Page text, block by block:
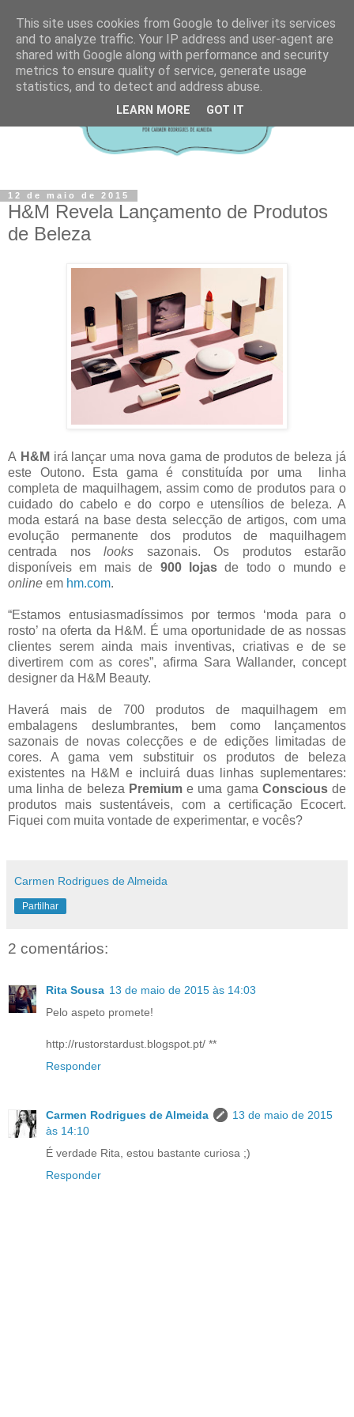
12 de maio de 2015
H&M Revela Lançamento de Produtos
de Beleza
A H&M irá lançar uma nova gama de produtos de beleza já
este Outono. Esta gama é constituída por uma linha
completa de maquilhagem, assim como de produtos para o
cuidado do cabelo e do corpo e utensílios de beleza. A
moda estará na base desta selecção de artigos, com uma
evolução permanente dos produtos de maquilhagem
centrada nos looks sazonais. Os produtos estarão
disponíveis em mais de 900 lojas de todo o mundo e
online em hm.com.
“Estamos entusiasmadíssimos por termos ‘moda para o
rosto’ na oferta da H&M. É uma oportunidade de as nossas
clientes serem ainda mais inventivas, criativas e de se
divertirem com as cores”, afirma Sara Wallander, concept
designer da H&M Beauty.
Haverá mais de 700 produtos de maquilhagem em
embalagens deslumbrantes, bem como lançamentos
sazonais de novas colecções e de edições limitadas de
cores. A gama vem substituir os produtos de beleza
existentes na H&M e incluirá duas linhas suplementares:
uma linha de beleza Premiume uma gama Consciousde
produtos mais sustentáveis, com a certificação Ecocert.
Fiquei com muita vontade de experimentar, e vocês?
Carmen Rodrigues de Almeida
Partilhar
2 comentários:
Rita Sousa 13 de maio de 2015 às 14:03
Pelo aspeto promete!
http://rustorstardust.blogspot.pt/ **
Responder
Carmen Rodrigues de Almeida
13 de maio de 2015
às 14:10
É verdade Rita, estou bastante curiosa ;)
Responder
This site uses cookies from Google to deliver its services
and to analyze traffic. Your IP address and user-agent are
shared with Google along with performance and security
metrics to ensure quality of service, generate usage
statistics, and to detect and address abuse.
LEARN MORE GOT IT